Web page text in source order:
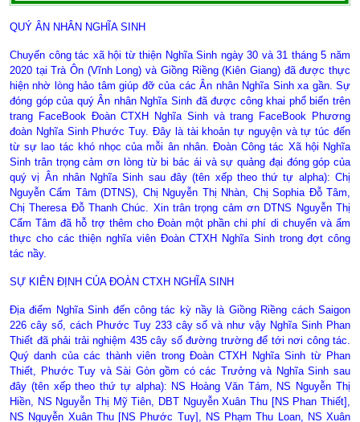
QUÝ ÂN NHÂN NGHĨA SINH
Chuyến công tác xã hội từ thiện Nghĩa Sinh ngày 30 và 31 tháng 5 năm
2020 tại Trà Ôn (Vĩnh Long) và Giồng Riềng (Kiên Giang) đã được thực
hiện nhờ lòng hảo tâm giúp đỡ của các Ân nhân Nghĩa Sinh xa gần. Sự
đóng góp của quý Ân nhân Nghĩa Sinh đã được công khai phổ biến trên
trang FaceBook Đoàn CTXH Nghĩa Sinh và trang FaceBook Phương
đoàn Nghĩa Sinh Phước Tuy. Đây là tài khoản tự nguyện và tự túc đến
từ sự lao tác khó nhọc của mỗi ân nhân. Đoàn Công tác Xã hội Nghĩa
Sinh trân trọng cảm ơn lòng từ bi bác ái và sự quảng đại đóng góp của
quý vị Ân nhân Nghĩa Sinh sau đây (tên xếp theo thứ tự alpha): Chị
Nguyễn Cẩm Tâm (DTNS), Chị Nguyễn Thị Nhàn, Chị Sophia Đỗ Tâm,
Chị Theresa Đỗ Thanh Chúc. Xin trân trọng cảm ơn DTNS Nguyễn Thị
Cẩm Tâm đã hỗ trợ thêm cho Đoàn một phần chi phí di chuyển và ẩm
thực cho các thiện nghĩa viên Đoàn CTXH Nghĩa Sinh trong đợt công
tác nầy.
SỰ KIÊN ĐỊNH CỦA ĐOÀN CTXH NGHĨA SINH
Địa điểm Nghĩa Sinh đến công tác kỳ nầy là Giồng Riềng cách Saigon
226 cây số, cách Phước Tuy 233 cây số và như vậy Nghĩa Sinh Phan
Thiết đã phải trải nghiệm 435 cây số đường trường để tới nơi công tác.
Quý danh của các thành viên trong Đoàn CTXH Nghĩa Sinh từ Phan
Thiết, Phước Tuy và Sài Gòn gồm có các Trưởng và Nghĩa Sinh sau
đây (tên xếp theo thứ tự alpha): NS Hoàng Văn Tám, NS Nguyễn Thị
Hiền, NS Nguyễn Thị Mỹ Tiên, DBT Nguyễn Xuân Thu [NS Phan Thiết],
NS Nguyễn Xuân Thu [NS Phước Tuy], NS Phạm Thu Loan, NS Xuân